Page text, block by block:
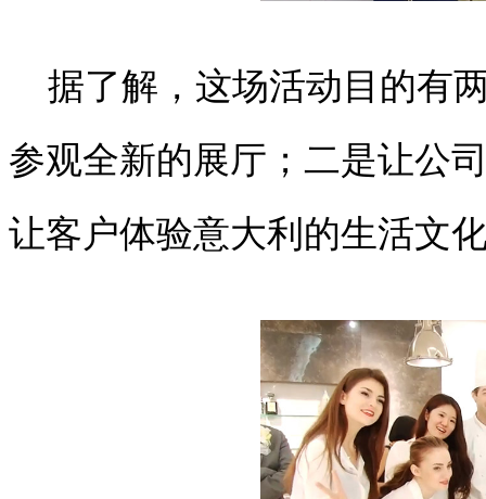
据了解，这场活动目的有
参观全新的展厅；二是让公
让客户体验意大利的生活文